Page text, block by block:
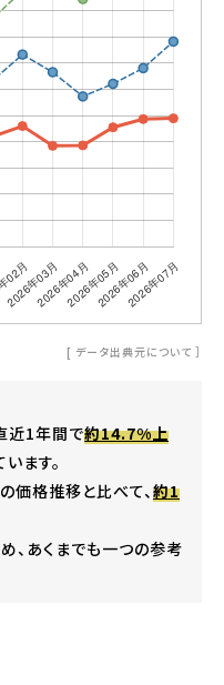
[ データ出典元について ］
近1年間で約14.7%上
います。
格推移と比べて、約1
、あくまでも一つの参考